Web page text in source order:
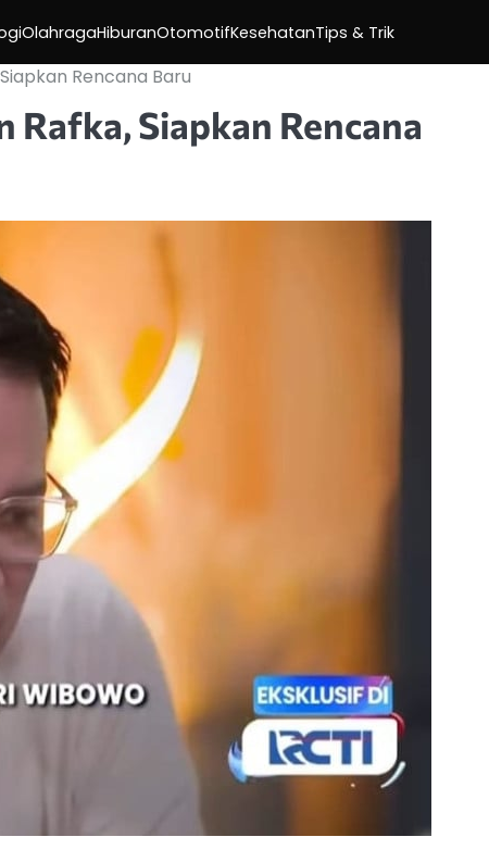
OlahragaHiburanOtomotifKesehatanTips & Trik
Rencana Baru
Rafka, Siapkan Rencana